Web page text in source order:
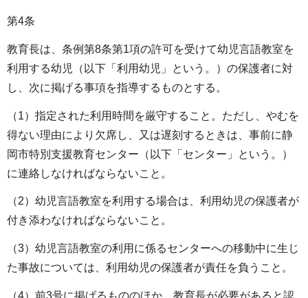
第4条
教育長は、条例第8条第1項の許可を受けて幼児言語教室を
利用する幼児（以下「利用幼児」という。）の保護者に対
し、次に掲げる事項を指導するものとする。
（1）指定された利用時間を厳守すること。ただし、やむを
得ない理由により欠席し、又は遅刻するときは、事前に静
岡市特別支援教育センター（以下「センター」という。）
に連絡しなければならないこと。
（2）幼児言語教室を利用する場合は、利用幼児の保護者が
付き添わなければならないこと。
（3）幼児言語教室の利用に係るセンターへの移動中に生じ
た事故については、利用幼児の保護者が責任を負うこと。
（4）前3号に掲げるもののほか、教育長が必要があると認